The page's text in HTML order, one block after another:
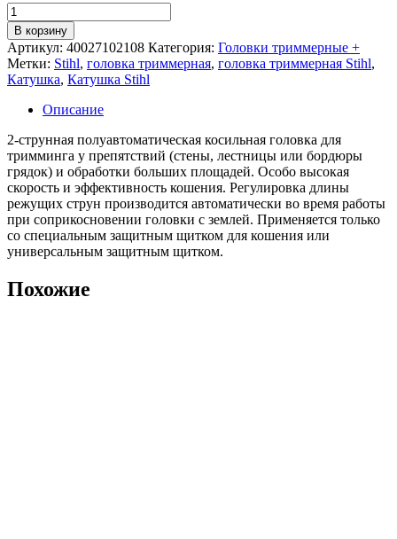
Количество
товара
Триммерная
головка
STIHL
Autocut
(FS55-
250)
В корзину
Артикул: 40027102108 Категория: Головки триммерные +
Метки: Stihl, головка триммерная, головка триммерная Stihl,
Катушка, Катушка Stihl
Описание
2-струнная полуавтоматическая косильная головка для
тримминга у препятствий (стены, лестницы или бордюры
грядок) и обработки больших площадей. Особо высокая
скорость и эффективность кошения. Регулировка длины
режущих струн производится автоматически во время работы
при соприкосновении головки с землей. Применяется только
со специальным защитным щитком для кошения или
универсальным защитным щитком.
Похожие